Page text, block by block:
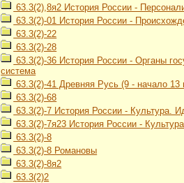
63.3(2),8я2 История России -
63.3(2)-01 История России -
63.3(2)-22
63.3(2)-28
63.3(2)-36 История России - Органы
система
63.3(2)-41 Древняя Русь (9 - начало 13
63.3(2)-68
63.3(2)-7 История России - Культура.
63.3(2)-7я23 История России -
63.3(2)-8
63.3(2)-8 Романовы
63.3(2)-8я2
63.3(2)2